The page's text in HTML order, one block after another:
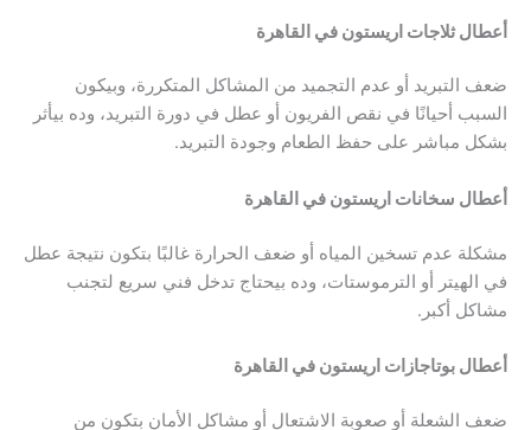
أعطال ثلاجات اريستون في القاهرة
ضعف التبريد أو عدم التجميد من المشاكل المتكررة، وبيكون
السبب أحيانًا في نقص الفريون أو عطل في دورة التبريد، وده بيأثر
بشكل مباشر على حفظ الطعام وجودة التبريد.
أعطال سخانات اريستون في القاهرة
مشكلة عدم تسخين المياه أو ضعف الحرارة غالبًا بتكون نتيجة عطل
في الهيتر أو الترموستات، وده بيحتاج تدخل فني سريع لتجنب
مشاكل أكبر.
أعطال بوتاجازات اريستون في القاهرة
ضعف الشعلة أو صعوبة الاشتعال أو مشاكل الأمان بتكون من